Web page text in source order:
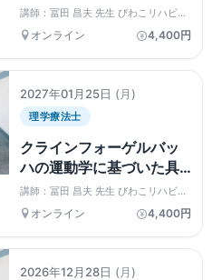
講師：冨田 昌夫 先生 びわこリハビリ
テーション専門職大学 理学療法学
科 教授 ＝＝＝＝＝＝＝＝＝＝＝＝
オンライン 4,400円
2027年01月25日 (月)
理学療法士
クラインフォーゲルバッ
ハの運動学に基づいた具
体的な動作の誘導法｜情
動の見える化ー患者で確
講師：冨田 昌夫 先生 びわこリハビリ
テーション専門職大学 理学療法学
科 教授 ＝＝＝＝＝＝＝＝＝＝＝＝
オンライン 4,400円
2026年12月28日 (月)